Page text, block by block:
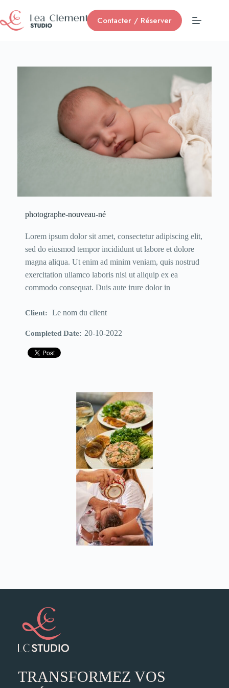
Contacter / Réserver
photographe-nouveau-né
Lorem ipsum dolor sit amet, consectetur adipiscing elit,
sed do eiusmod tempor incididunt ut labore et dolore
magna aliqua. Ut enim ad minim veniam, quis nostrud
exercitation ullamco laboris nisi ut aliquip ex ea
commodo consequat. Duis aute irure dolor in
Client: Le nom du client
Completed Date: 20-10-2022
TRANSFORMEZ VOS